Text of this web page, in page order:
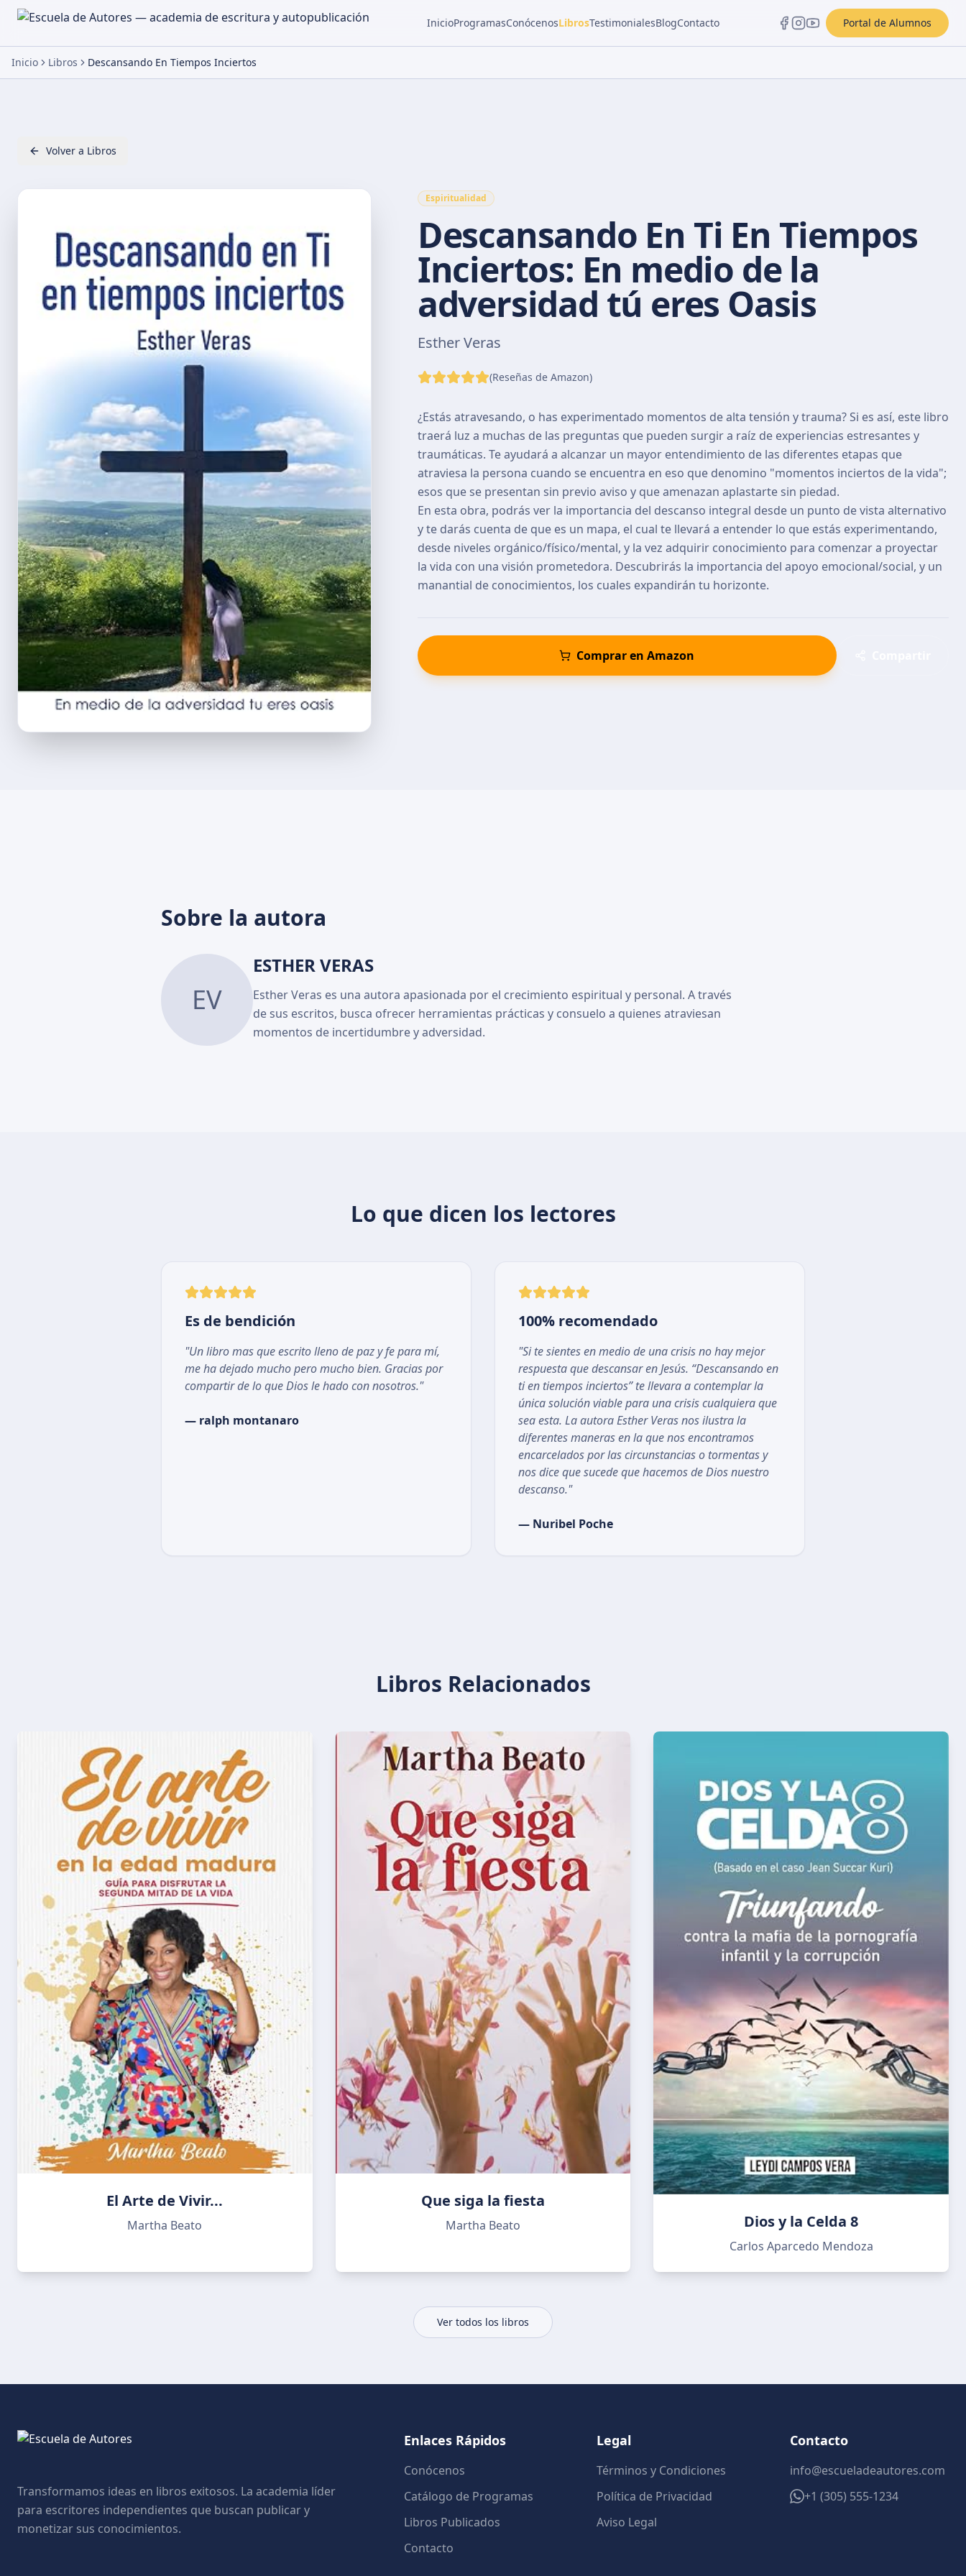
InicioProgramasConócenosLibrosTestimonialesBlogContacto Portal de Alumnos
Inicio Libros Descansando En Tiempos Inciertos
Volver a Libros
Espiritualidad
Descansando En Ti En Tiempos
Inciertos: En medio de la
adversidad tú eres Oasis
Esther Veras
(Reseñas de Amazon)
¿Estás atravesando, o has experimentado momentos de alta tensión y trauma? Si es así, este libro
traerá luz a muchas de las preguntas que pueden surgir a raíz de experiencias estresantes y
traumáticas. Te ayudará a alcanzar un mayor entendimiento de las diferentes etapas que
atraviesa la persona cuando se encuentra en eso que denomino "momentos inciertos de la vida";
esos que se presentan sin previo aviso y que amenazan aplastarte sin piedad.
En esta obra, podrás ver la importancia del descanso integral desde un punto de vista alternativo
y te darás cuenta de que es un mapa, el cual te llevará a entender lo que estás experimentando,
desde niveles orgánico/físico/mental, y la vez adquirir conocimiento para comenzar a proyectar
la vida con una visión prometedora. Descubrirás la importancia del apoyo emocional/social, y un
manantial de conocimientos, los cuales expandirán tu horizonte.
Comprar en Amazon
Sobre la autora
EV
ESTHER VERAS
Esther Veras es una autora apasionada por el crecimiento espiritual y personal. A través
de sus escritos, busca ofrecer herramientas prácticas y consuelo a quienes atraviesan
momentos de incertidumbre y adversidad.
Lo que dicen los lectores
Es de bendición
"Un libro mas que escrito lleno de paz y fe para mí,
me ha dejado mucho pero mucho bien. Gracias por
compartir de lo que Dios le hado con nosotros."
— ralph montanaro
100% recomendado
"Si te sientes en medio de una crisis no hay mejor
respuesta que descansar en Jesús. “Descansando en
ti en tiempos inciertos” te llevara a contemplar la
única solución viable para una crisis cualquiera que
sea esta. La autora Esther Veras nos ilustra la
diferentes maneras en la que nos encontramos
encarcelados por las circunstancias o tormentas y
nos dice que sucede que hacemos de Dios nuestro
descanso."
— Nuribel Poche
Libros Relacionados
El Arte de Vivir...
Martha Beato
Que siga la fiesta
Martha Beato Dios y la Celda 8
Carlos Aparcedo Mendoza
Ver todos los libros
Transformamos ideas en libros exitosos. La academia líder
para escritores independientes que buscan publicar y
monetizar sus conocimientos.
Enlaces Rápidos
Conócenos
Catálogo de Programas
Libros Publicados
Contacto
Legal
Términos y Condiciones
Política de Privacidad
Aviso Legal
Contacto
info@escueladeautores.com
+1 (305) 555-1234